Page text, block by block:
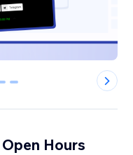
6
Hours